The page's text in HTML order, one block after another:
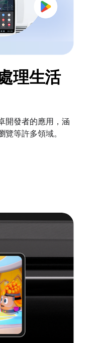
理生活
開發者的應用，涵
等許多領域。